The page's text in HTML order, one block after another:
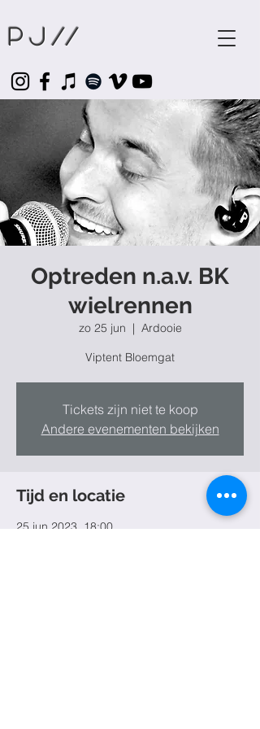
Pj //
Optreden n.a.v. BK
wielrennen
zo 25 jun
  |
Ardooie
Viptent Bloemgat
Tickets zijn niet te koop
Andere evenementen bekijken
Tijd en locatie
25 jun 2023, 18:00